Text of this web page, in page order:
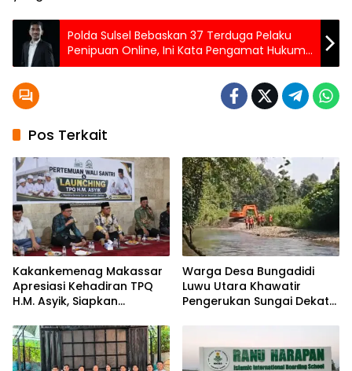
Polda Sulsel Bebaskan 37 Terduga Pelaku
Penipuan Online, Ini Kata Pengamat Hukum
Pidana Unhas
Pos Terkait
Kakankemenag Makassar
Apresiasi Kehadiran TPQ
H.M. Asyik, Siapkan
Cegah Anak Miskin
Spiritualitas
Warga Desa Bungadidi
Luwu Utara Khawatir
Pengerukan Sungai Dekat